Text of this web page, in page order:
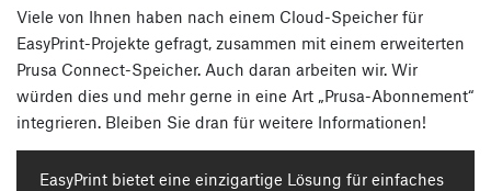
Viele von Ihnen haben nach einem Cloud-Speicher für
EasyPrint-Projekte gefragt, zusammen mit einem erweiterten
Prusa Connect-Speicher. Auch daran arbeiten wir. Wir
würden dies und mehr gerne in eine Art „Prusa-Abonnement“
integrieren. Bleiben Sie dran für weitere Informationen!
EasyPrint bietet eine einzigartige Lösung für einfaches